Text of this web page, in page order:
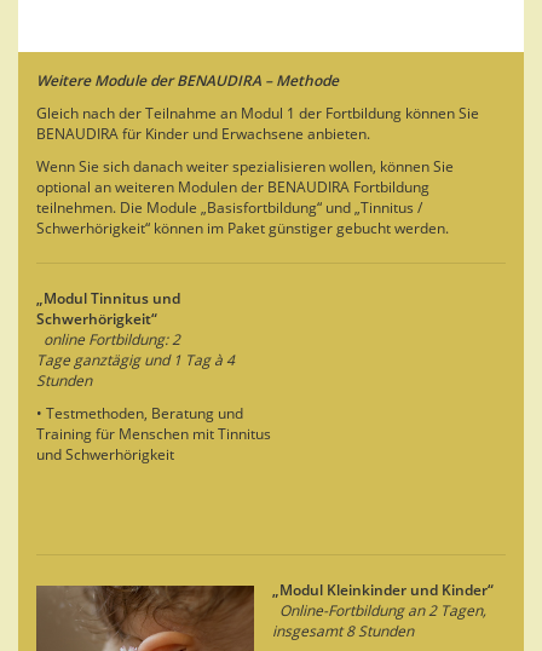
Weitere Module der BENAUDIRA – Methode
Gleich nach der Teilnahme an Modul 1 der Fortbildung können Sie
BENAUDIRA für Kinder und Erwachsene anbieten.
Wenn Sie sich danach weiter spezialisieren wollen, können Sie
optional an weiteren Modulen der BENAUDIRA Fortbildung
teilnehmen. Die Module „Basisfortbildung“ und „Tinnitus /
Schwerhörigkeit“ können im Paket günstiger gebucht werden.
„Modul Tinnitus und
Schwerhörigkeit“
online Fortbildung: 2
Tage ganztägig und 1 Tag à 4
Stunden
• Testmethoden, Beratung und
Training für Menschen mit Tinnitus
und Schwerhörigkeit
„Modul Kleinkinder und Kinder“
Online-Fortbildung an 2 Tagen,
insgesamt 8 Stunden